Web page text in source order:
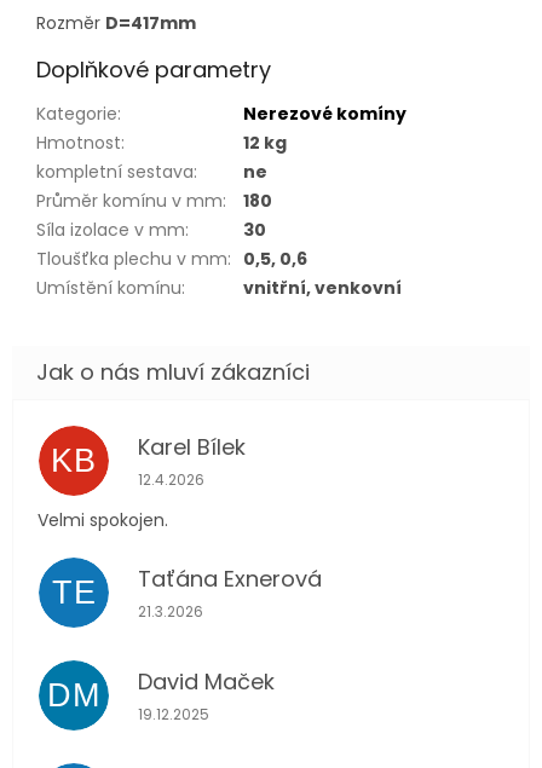
Rozměr D=417mm
Doplňkové parametry
Kategorie:
Nerezové komíny
Hmotnost:
12 kg
kompletní sestava:
ne
Průměr komínu v mm:
180
Síla izolace v mm:
30
Tloušťka plechu v mm: 0,5, 0,6
Umístění komínu: vnitřní, venkovní
KB Karel Bílek
Hodnocení obchodu je 5 z 5 hvězdiček.
12.4.2026
Velmi spokojen.
TE Taťána Exnerová
Hodnocení obchodu je 5 z 5 hvězdiček.
21.3.2026
DM David Maček
Hodnocení obchodu je 5 z 5 hvězdiček.
19.12.2025